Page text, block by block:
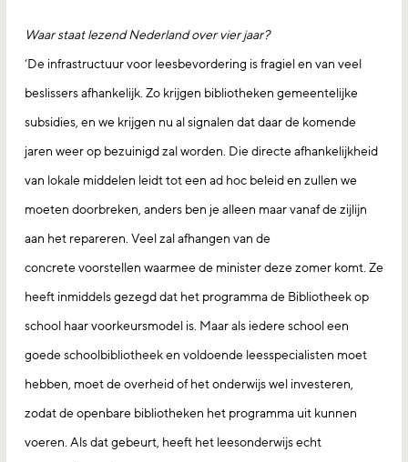
Waar staat lezend Nederland over vier jaar?
‘De infrastructuur voor leesbevordering is fragiel en van veel
beslissers afhankelijk. Zo krijgen bibliotheken gemeentelijke
subsidies, en we krijgen nu al signalen dat daar de komende
jaren weer op bezuinigd zal worden. Die directe afhankelijkheid
van lokale middelen leidt tot een ad hoc beleid en zullen we
moeten doorbreken, anders ben je alleen maar vanaf de zijlijn
aan het repareren. Veel zal afhangen van de
concrete voorstellen waarmee de minister deze zomer komt. Ze
heeft inmiddels gezegd dat het programma de Bibliotheek op
school haar voorkeursmodel is. Maar als iedere school een
goede schoolbibliotheek en voldoende leesspecialisten moet
hebben, moet de overheid of het onderwijs wel investeren,
zodat de openbare bibliotheken het programma uit kunnen
voeren. Als dat gebeurt, heeft het leesonderwijs echt